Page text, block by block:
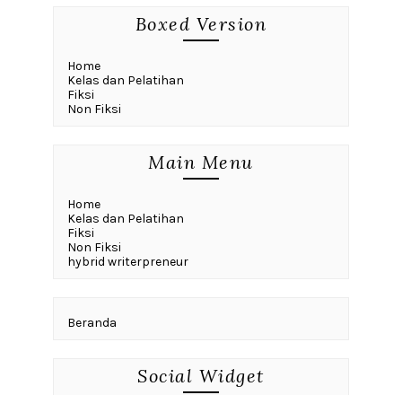
Boxed Version
Home
Kelas dan Pelatihan
Fiksi
Non Fiksi
Main Menu
Home
Kelas dan Pelatihan
Fiksi
Non Fiksi
hybrid writerpreneur
Beranda
Social Widget